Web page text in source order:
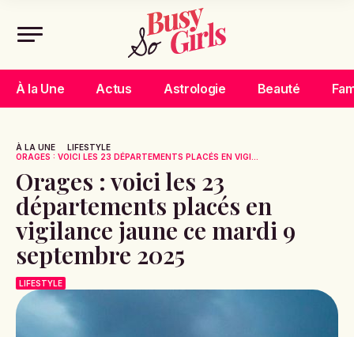
À la Une Actus Astrologie Beauté
À LA UNE
LIFESTYLE
ORAGES : VOICI LES 23 DÉPARTEMENTS PLACÉS EN VIGI...
Orages : voici les 23
départements placés en
vigilance jaune ce mardi 9
septembre 2025
LIFESTYLE